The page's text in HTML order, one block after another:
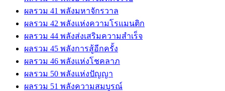
ผลรวม 41 พลังมหาจักรวาล
ผลรวม 42 พลังแห่งความโรแมนติก
ผลรวม 44 พลังส่งเสริมความสำเร็จ
ผลรวม 45 พลังการสู้อีกครั้ง
ผลรวม 46 พลังแห่งโชคลาภ
ผลรวม 50 พลังแห่งปัญญา
ผลรวม 51 พลังความสมบูรณ์